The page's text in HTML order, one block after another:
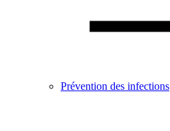
Prévention des infections